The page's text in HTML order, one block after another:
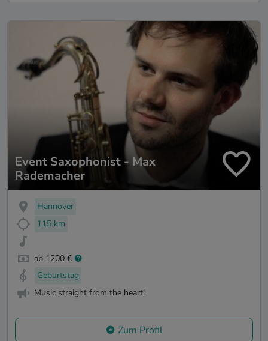
Event Saxophonist - Max
Rademacher
Hannover
115 km
ab 1200 €
Geburtstag
Music straight from the heart!
Zum Profil